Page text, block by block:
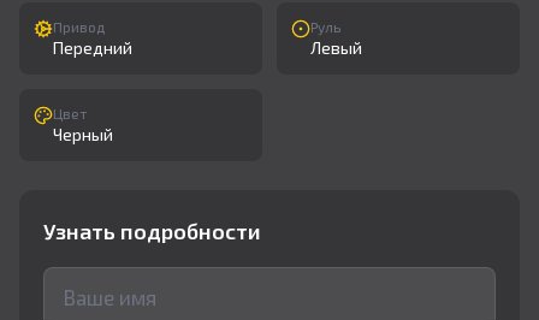
Привод
Передний
Руль
Левый
Цвет
Черный
Узнать подробности